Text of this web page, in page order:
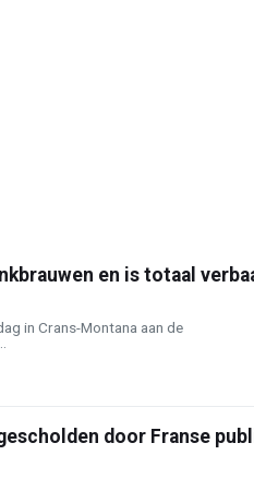
en is totaal
in Crans-Montana aan de
door Franse